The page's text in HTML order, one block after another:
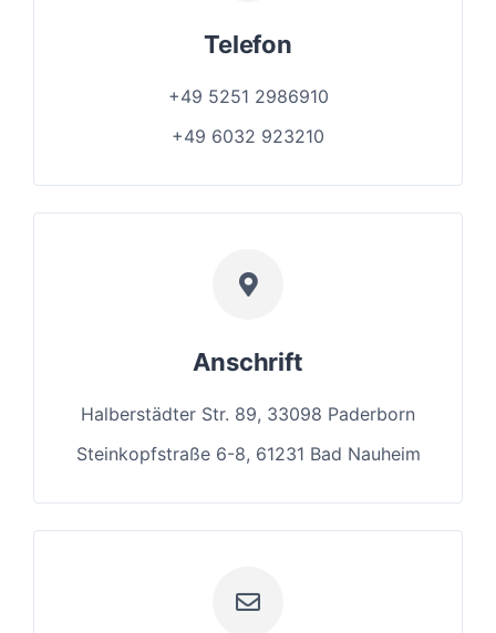
Telefon
+49 5251 2986910
+49 6032 923210
Anschrift
Halberstädter Str. 89, 33098 Paderborn
Steinkopfstraße 6-8, 61231 Bad Nauheim